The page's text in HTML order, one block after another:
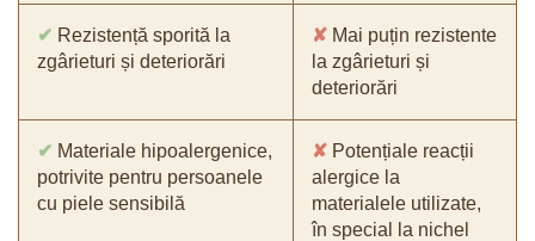
✔ Rezistență sporită la
zgârieturi și deteriorări
✘ Mai puțin rezistente
la zgârieturi și
deteriorări
✔ Materiale hipoalergenice,
potrivite pentru persoanele
cu piele sensibilă
✘ Potențiale reacții
alergice la
materialele utilizate,
în special la nichel